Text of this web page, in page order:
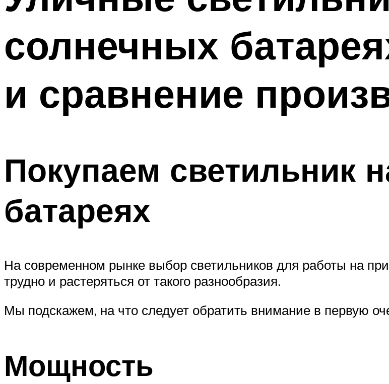
солнечных
и сравнение
Покупаем светильник
батареях
На современном рынке выбор светильников для работы на
трудно и растеряться от такого разнообразия.
Мы подскажем, на что следует обратить внимание в первую
Мощность